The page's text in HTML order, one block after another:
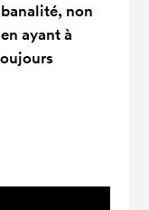
non
ayant à